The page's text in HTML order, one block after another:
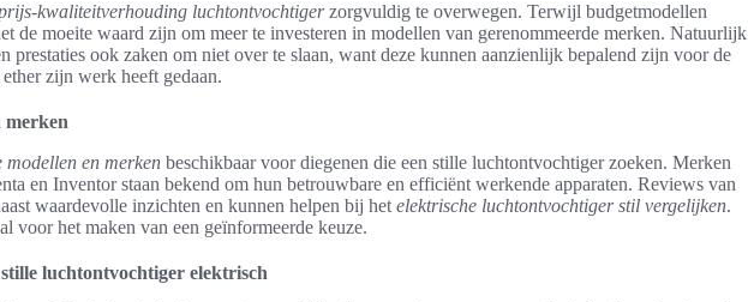
kwaliteitverhouding luchtontvochtigerzorgvuldig te overwegen. Terwijl budgetmodellen
de moeite waard zijn om meer te investeren in modellen van gerenommeerde merken. Natuurlijk
prestaties ook zaken om niet over te slaan, want deze kunnen aanzienlijk bepalend zijn voor de
zijn werk heeft gedaan.
merken
modellen en merken beschikbaar voor diegenen die een stille luchtontvochtiger zoeken. Merken
en Inventor staan bekend om hun betrouwbare en efficiënt werkende apparaten. Reviews van
waardevolle inzichten en kunnen helpen bij het elektrische luchtontvochtiger stil vergelijken.
voor het maken van een geïnformeerde keuze.
stille luchtontvochtiger elektrisch